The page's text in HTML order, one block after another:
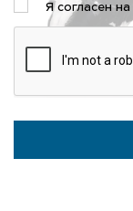
Я согласен на